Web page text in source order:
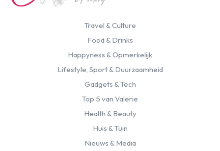
Travel & Culture
Food & Drinks
Happyness & Opmerkelijk
Lifestyle, Sport & Duurzaamheid
Gadgets & Tech
Top 5 van Valerie
Health & Beauty
Huis & Tuin
Nieuws & Media